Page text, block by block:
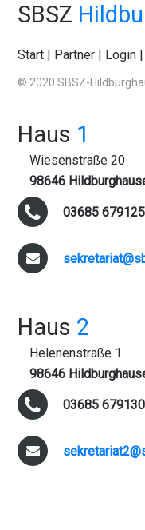
SBSZ
Start Partner Login
© 2020 SBSZ-
Haus 1
Wiesenstraße 20
98646
03685
Haus 2
Helenenstraße 1
98646
03685